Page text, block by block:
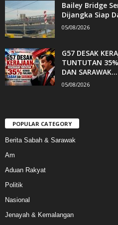
Bailey Bridge
Dijangka Siap
05/08/2026
G57 DESAK
TUNTUTAN 35%
DAN SARAWAK...
05/08/2026
POPULAR CATEGORY
Berita Sabah & Sarawak
Am
Aduan Rakyat
Politik
Nasional
Jenayah & Kemalangan